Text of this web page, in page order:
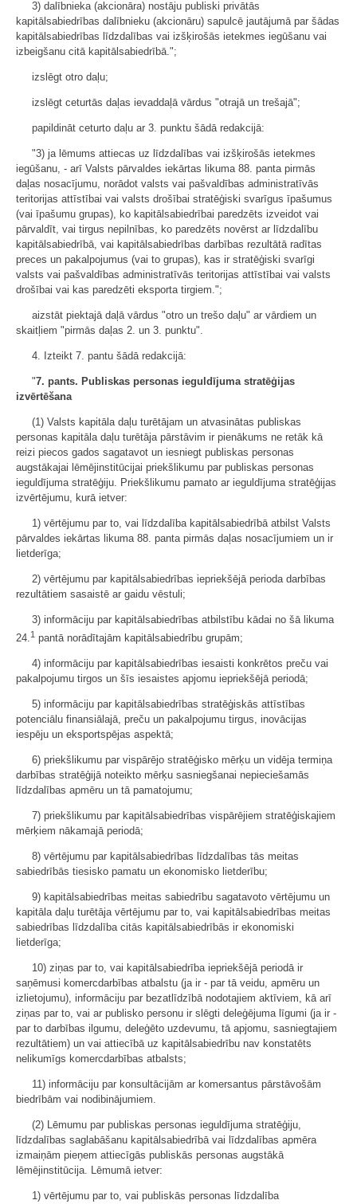
3) dalībnieka (akcionāra) nostāju publiski privātās
kapitālsabiedrības dalībnieku (akcionāru) sapulcē jautājumā par šādas
kapitālsabiedrības līdzdalības vai izšķirošās ietekmes iegūšanu vai
izbeigšanu citā kapitālsabiedrībā.";
izslēgt otro daļu;
izslēgt ceturtās daļas ievaddaļā vārdus "otrajā un trešajā";
papildināt ceturto daļu ar 3. punktu šādā redakcijā:
"3) ja lēmums attiecas uz līdzdalības vai izšķirošās ietekmes
iegūšanu, - arī Valsts pārvaldes iekārtas likuma 88. panta pirmās
daļas nosacījumu, norādot valsts vai pašvaldības administratīvās
teritorijas attīstībai vai valsts drošībai stratēģiski svarīgus īpašumus
(vai īpašumu grupas), ko kapitālsabiedrībai paredzēts izveidot vai
pārvaldīt, vai tirgus nepilnības, ko paredzēts novērst ar līdzdalību
kapitālsabiedrībā, vai kapitālsabiedrības darbības rezultātā radītas
preces un pakalpojumus (vai to grupas), kas ir stratēģiski svarīgi
valsts vai pašvaldības administratīvās teritorijas attīstībai vai valsts
drošībai vai kas paredzēti eksporta tirgiem.";
aizstāt piektajā daļā vārdus "otro un trešo daļu" ar vārdiem un
skaitļiem "pirmās daļas 2. un 3. punktu".
4. Izteikt 7. pantu šādā redakcijā:
"7. pants. Publiskas personas ieguldījuma stratēģijas
izvērtēšana
(1) Valsts kapitāla daļu turētājam un atvasinātas publiskas
personas kapitāla daļu turētāja pārstāvim ir pienākums ne retāk kā
reizi piecos gados sagatavot un iesniegt publiskas personas
augstākajai lēmējinstitūcijai priekšlikumu par publiskas personas
ieguldījuma stratēģiju. Priekšlikumu pamato ar ieguldījuma stratēģijas
izvērtējumu, kurā ietver:
1) vērtējumu par to, vai līdzdalība kapitālsabiedrībā atbilst Valsts
pārvaldes iekārtas likuma 88. panta pirmās daļas nosacījumiem un ir
lietderīga;
2) vērtējumu par kapitālsabiedrības iepriekšējā perioda darbības
rezultātiem sasaistē ar gaidu vēstuli;
3) informāciju par kapitālsabiedrības atbilstību kādai no šā likuma
24. 1 pantā norādītajām kapitālsabiedrību grupām;
4) informāciju par kapitālsabiedrības iesaisti konkrētos preču vai
pakalpojumu tirgos un šīs iesaistes apjomu iepriekšējā periodā;
5) informāciju par kapitālsabiedrības stratēģiskās attīstības
potenciālu finansiālajā, preču un pakalpojumu tirgus, inovācijas
iespēju un eksportspējas aspektā;
6) priekšlikumu par vispārējo stratēģisko mērķu un vidēja termiņa
darbības stratēģijā noteikto mērķu sasniegšanai nepieciešamās
līdzdalības apmēru un tā pamatojumu;
7) priekšlikumu par kapitālsabiedrības vispārējiem stratēģiskajiem
mērķiem nākamajā periodā;
8) vērtējumu par kapitālsabiedrības līdzdalības tās meitas
sabiedrībās tiesisko pamatu un ekonomisko lietderību;
9) kapitālsabiedrības meitas sabiedrību sagatavoto vērtējumu un
kapitāla daļu turētāja vērtējumu par to, vai kapitālsabiedrības meitas
sabiedrības līdzdalība citās kapitālsabiedrībās ir ekonomiski
lietderīga;
10) ziņas par to, vai kapitālsabiedrība iepriekšējā periodā ir
saņēmusi komercdarbības atbalstu (ja ir - par tā veidu, apmēru un
izlietojumu), informāciju par bezatlīdzībā nodotajiem aktīviem, kā arī
ziņas par to, vai ar publisko personu ir slēgti deleģējuma līgumi (ja ir -
par to darbības ilgumu, deleģēto uzdevumu, tā apjomu, sasniegtajiem
rezultātiem) un vai attiecībā uz kapitālsabiedrību nav konstatēts
nelikumīgs komercdarbības atbalsts;
11) informāciju par konsultācijām ar komersantus pārstāvošām
biedrībām vai nodibinājumiem.
(2) Lēmumu par publiskas personas ieguldījuma stratēģiju,
līdzdalības saglabāšanu kapitālsabiedrībā vai līdzdalības apmēra
izmaiņām pieņem attiecīgās publiskās personas augstākā
lēmējinstitūcija. Lēmumā ietver:
1) vērtējumu par to, vai publiskās personas līdzdalība